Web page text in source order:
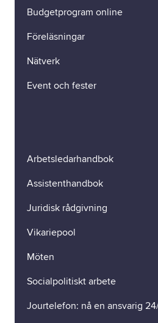
Budgetprogram online
Föreläsningar
Nätverk
Event och fester
Arbetsledarhandbok
Assistenthandbok
Juridisk rådgivning
Vikariepool
Möten
Socialpolitiskt arbete
Jourtelefon: nå en ansvarig